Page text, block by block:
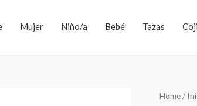
Mujer Niño/a Bebé Tazas
Home/